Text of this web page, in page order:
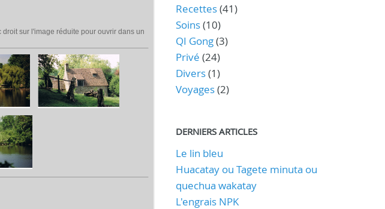
Recettes(41)
Soins(10)
QI Gong(3)
Privé (24)
Divers(1)
Voyages(2)
DERNIERS ARTICLES
Le lin bleu
Huacatay ou Tagete minuta ou
quechua wakatay
L'engrais NPK